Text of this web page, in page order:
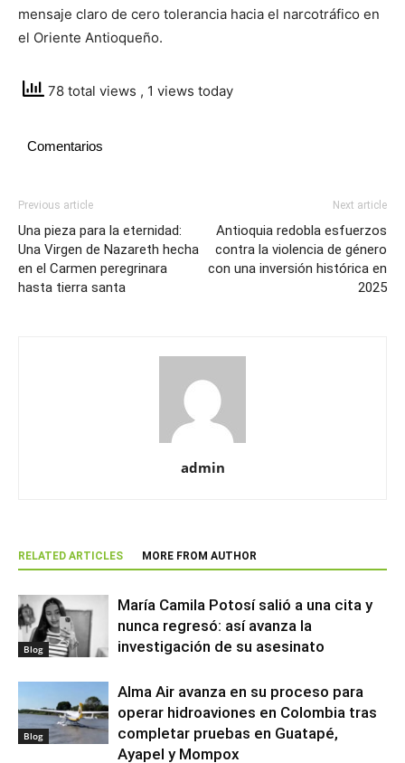
mensaje claro de cero tolerancia hacia el narcotráfico en
el Oriente Antioqueño.
78 total views , 1 views today
Comentarios
Previous article
Una pieza para la eternidad:
Una Virgen de Nazareth hecha
en el Carmen peregrinara
hasta tierra santa
Next article
Antioquia redobla esfuerzos
contra la violencia de género
con una inversión histórica en
2025
admin
RELATED ARTICLES MORE FROM AUTHOR
Blog
María Camila Potosí salió a una cita y
nunca regresó: así avanza la
investigación de su asesinato
Blog
Alma Air avanza en su proceso para
operar hidroaviones en Colombia tras
completar pruebas en Guatapé,
Ayapel y Mompox